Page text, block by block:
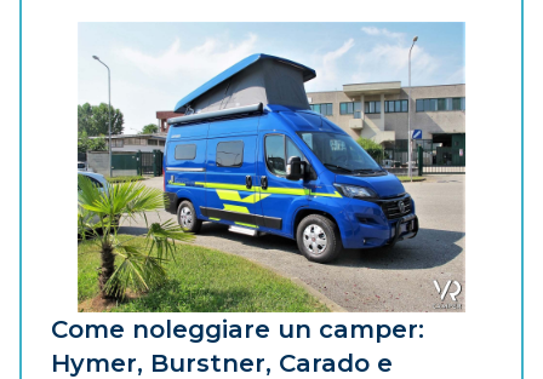
Come noleggiare un camper:
Hymer, Burstner, Carado e